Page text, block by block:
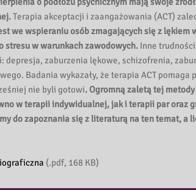
Terapia akceptacji i zaangażowania (ACT)
we wspieraniu osób zmagających się z lękiem
stresu w warunkach zawodowych. Inne
depresja, zaburzenia lękowe, schizofrenia,
Badania wykazały, że terapia ACT pomaga
nie byli gotowi. Ogromną zaletą tej
w terapii indywidualnej, jak i terapii par oraz
do zapoznania się z literaturą na ten temat, a
(.pdf, 168 KB)